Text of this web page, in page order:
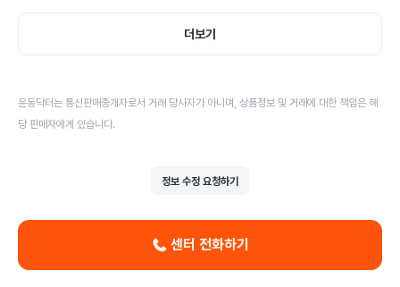
더보기
운동닥터는 통신판매중개자로서 거래 당사자가 아니며, 상품정보 및 거래에 대한 책임은 해
당 판매자에게 있습니다.
정보 수정 요청하기
센터 전화하기